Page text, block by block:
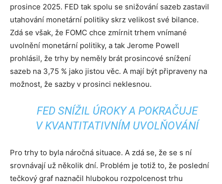
prosince 2025. FED tak spolu se snižování sazeb zastavil
utahování monetární politiky skrz velikost své bilance.
Zdá se však, že FOMC chce zmírnit trhem vnímané
uvolnění monetární politiky, a tak Jerome Powell
prohlásil, že trhy by neměly brát prosincové snížení
sazeb na 3,75 % jako jistou věc. A mají být připraveny na
možnost, že sazby v prosinci neklesnou.
FED SNÍŽIL ÚROKY A POKRAČUJE
V KVANTITATIVNÍM UVOLŇOVÁNÍ
Pro trhy to byla náročná situace. A zdá se, že se s ní
srovnávají už několik dní. Problém je totiž to, že poslední
tečkový graf naznačil hlubokou rozpolcenost trhu